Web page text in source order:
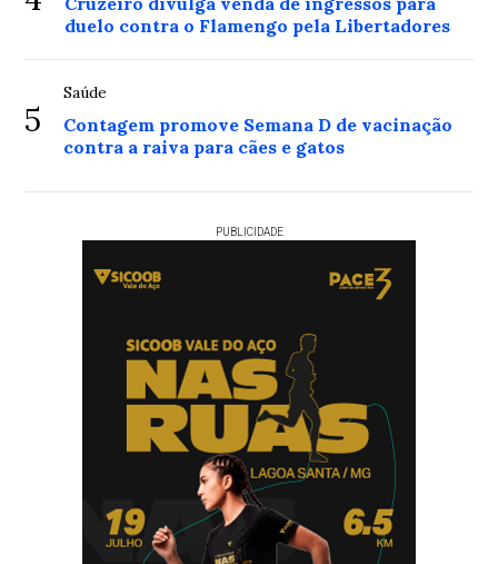
duelo contra o Flamengo pela Libertadores
5
Saúde
Contagem promove Semana D de vacinação
contra a raiva para cães e gatos
PUBLICIDADE